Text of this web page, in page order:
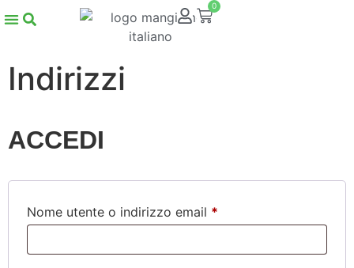
0
Indirizzi
ACCEDI
Nome utente o indirizzo email *